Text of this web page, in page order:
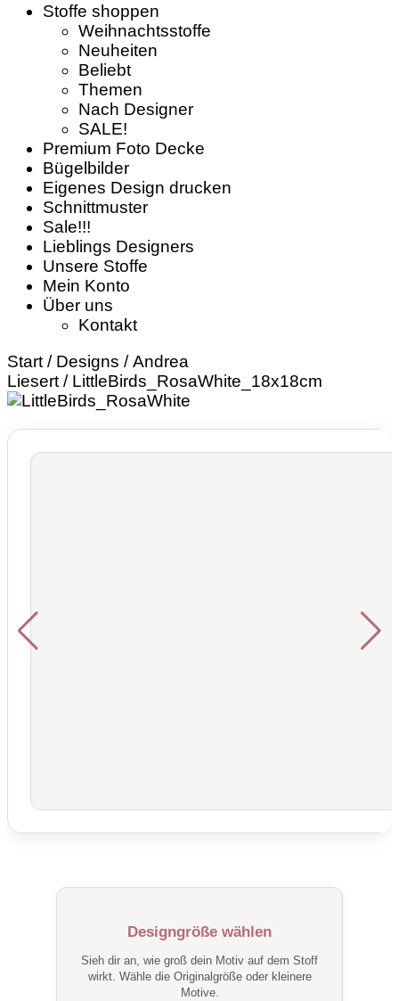
Stoffe shoppen
Weihnachtsstoffe
Neuheiten
Beliebt
Themen
Nach Designer
SALE!
Premium Foto Decke
Bügelbilder
Eigenes Design drucken
Schnittmuster
Sale!!!
Lieblings Designers
Unsere Stoffe
Mein Konto
Über uns
Kontakt
Start / Designs /Andrea
Liesert / LittleBirds_RosaWhite_18x18cm
Designgröße wählen
Sieh dir an, wie groß dein Motiv auf dem Stoff
wirkt. Wähle die Originalgröße oder kleinere
Motive.